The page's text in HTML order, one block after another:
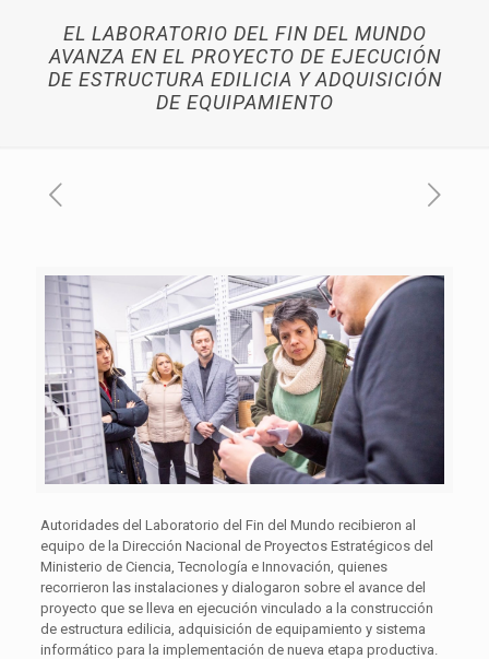
EL LABORATORIO DEL FIN DEL MUNDO
AVANZA EN EL PROYECTO DE EJECUCIÓN
DE ESTRUCTURA EDILICIA Y ADQUISICIÓN
DE EQUIPAMIENTO
Autoridades del Laboratorio del Fin del Mundo recibieron al
equipo de la Dirección Nacional de Proyectos Estratégicos del
Ministerio de Ciencia, Tecnología e Innovación, quienes
recorrieron las instalaciones y dialogaron sobre el avance del
proyecto que se lleva en ejecución vinculado a la construcción
de estructura edilicia, adquisición de equipamiento y sistema
informático para la implementación de nueva etapa productiva.